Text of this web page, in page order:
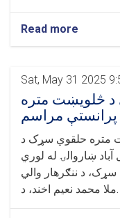
Read more
Sat, May 31 2025
د څلويښت متره
مراسم
متره حلقوي سړک د
ښاروالۍ له لوري
د ننګرهار والي
د. . .